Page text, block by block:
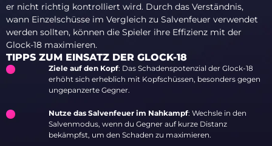
er nicht richtig kontrolliert wird. Durch das Verständnis,
wann Einzelschüsse im Vergleich zu Salvenfeuer verwendet
werden sollten, können die Spieler ihre Effizienz mit der
Glock-18 maximieren.
TIPPS ZUM EINSATZ DER GLOCK-18
Ziele auf den Kopf: Das Schadenspotenzial der Glock-18
erhöht sich erheblich mit Kopfschüssen, besonders gegen
ungepanzerte Gegner.
Nutze das Salvenfeuer im Nahkampf: Wechsle in den
Salvenmodus, wenn du Gegner auf kurze Distanz
bekämpfst, um den Schaden zu maximieren.